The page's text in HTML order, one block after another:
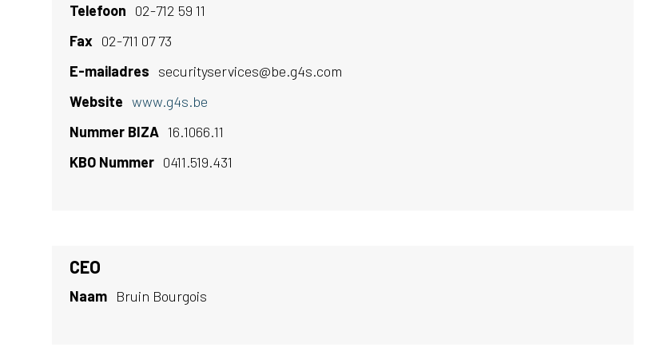
Telefoon 02-712 59 11
Fax 02-711 07 73
E-mailadres securityservices@be.g4s.com
Website www.g4s.be
Nummer BIZA 16.1066.11
KBO Nummer 0411.519.431
CEO
Naam Bruin Bourgois